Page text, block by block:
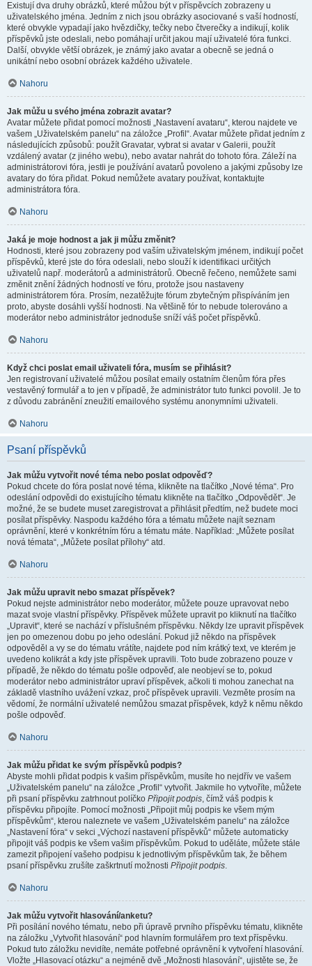
Existují dva druhy obrázků, které můžou být v příspěvcích zobrazeny u
uživatelského jména. Jedním z nich jsou obrázky asociované s vaší hodností,
které obvykle vypadají jako hvězdičky, tečky nebo čtverečky a indikují, kolik
příspěvků jste odeslali, nebo pomáhají určit jakou mají uživatelé fóra funkci.
Další, obvykle větší obrázek, je známý jako avatar a obecně se jedná o
unikátní nebo osobní obrázek každého uživatele.
Nahoru
Jak můžu u svého jména zobrazit avatar?
Avatar můžete přidat pomocí možnosti „Nastavení avataru“, kterou najdete ve
vašem „Uživatelském panelu“ na záložce „Profil“. Avatar můžete přidat jedním z
následujících způsobů: použít Gravatar, vybrat si avatar v Galerii, použít
vzdálený avatar (z jiného webu), nebo avatar nahrát do tohoto fóra. Záleží na
administrátorovi fóra, jestli je používání avatarů povoleno a jakými způsoby lze
avatary do fóra přidat. Pokud nemůžete avatary používat, kontaktujte
administrátora fóra.
Nahoru
Jaká je moje hodnost a jak ji můžu změnit?
Hodnosti, které jsou zobrazeny pod vaším uživatelským jménem, indikují počet
příspěvků, které jste do fóra odeslali, nebo slouží k identifikaci určitých
uživatelů např. moderátorů a administrátorů. Obecně řečeno, nemůžete sami
změnit znění žádných hodností ve fóru, protože jsou nastaveny
administrátorem fóra. Prosím, nezatěžujte fórum zbytečným přispíváním jen
proto, abyste dosáhli vyšší hodnosti. Na většině fór to nebude tolerováno a
moderátor nebo administrátor jednoduše sníží váš počet příspěvků.
Nahoru
Když chci poslat email uživateli fóra, musím se přihlásit?
Jen registrovaní uživatelé můžou posílat emaily ostatním členům fóra přes
vestavěný formulář a to jen v případě, že administrátor tuto funkci povolil. Je to
z důvodu zabránění zneužití emailového systému anonymními uživateli.
Nahoru
Psaní příspěvků
Jak můžu vytvořit nové téma nebo poslat odpověď?
Pokud chcete do fóra poslat nové téma, klikněte na tlačítko „Nové téma“. Pro
odeslání odpovědi do existujícího tématu klikněte na tlačítko „Odpovědět“. Je
možné, že se budete muset zaregistrovat a přihlásit předtím, než budete moci
posílat příspěvky. Naspodu každého fóra a tématu můžete najít seznam
oprávnění, které v konkrétním fóru a tématu máte. Například: „Můžete posílat
nová témata“, „Můžete posílat přílohy“ atd.
Nahoru
Jak můžu upravit nebo smazat příspěvek?
Pokud nejste administrátor nebo moderátor, můžete pouze upravovat nebo
mazat svoje vlastní příspěvky. Příspěvek můžete upravit po kliknutí na tlačítko
„Upravit“, které se nachází v příslušném příspěvku. Někdy lze upravit příspěvek
jen po omezenou dobu po jeho odeslání. Pokud již někdo na příspěvek
odpověděl a vy se do tématu vrátíte, najdete pod ním krátký text, ve kterém je
uvedeno kolikrát a kdy jste příspěvek upravili. Toto bude zobrazeno pouze v
případě, že někdo do tématu pošle odpověď, ale neobjeví se to, pokud
moderátor nebo administrátor upraví příspěvek, ačkoli ti mohou zanechat na
základě vlastního uvážení vzkaz, proč příspěvek upravili. Vezměte prosím na
vědomí, že normální uživatelé nemůžou smazat příspěvek, když k němu někdo
pošle odpověď.
Nahoru
Jak můžu přidat ke svým příspěvků podpis?
Abyste mohli přidat podpis k vašim příspěvkům, musíte ho nejdřív ve vašem
„Uživatelském panelu“ na záložce „Profil“ vytvořit. Jakmile ho vytvoříte, můžete
při psaní příspěvku zatrhnout políčko Připojit podpis, čímž váš podpis k
příspěvku připojíte. Pomocí možnosti „Připojit můj podpis ke všem mým
příspěvkům“, kterou naleznete ve vašem „Uživatelském panelu“ na záložce
„Nastavení fóra“ v sekci „Výchozí nastavení příspěvků“ můžete automaticky
připojit váš podpis ke všem vašim příspěvkům. Pokud to uděláte, můžete stále
zamezit připojení vašeho podpisu k jednotlivým příspěvkům tak, že během
psaní příspěvku zrušíte zaškrtnutí možnosti Připojit podpis.
Nahoru
Jak můžu vytvořit hlasování/anketu?
Při posílání nového tématu, nebo při úpravě prvního příspěvku tématu, klikněte
na záložku „Vytvořit hlasování“ pod hlavním formulářem pro text příspěvku.
Pokud tuto záložku nevidíte, nemáte potřebné oprávnění k vytvoření hlasování.
Vložte „Hlasovací otázku“ a nejméně dvě „Možnosti hlasování“, ujistěte se, že